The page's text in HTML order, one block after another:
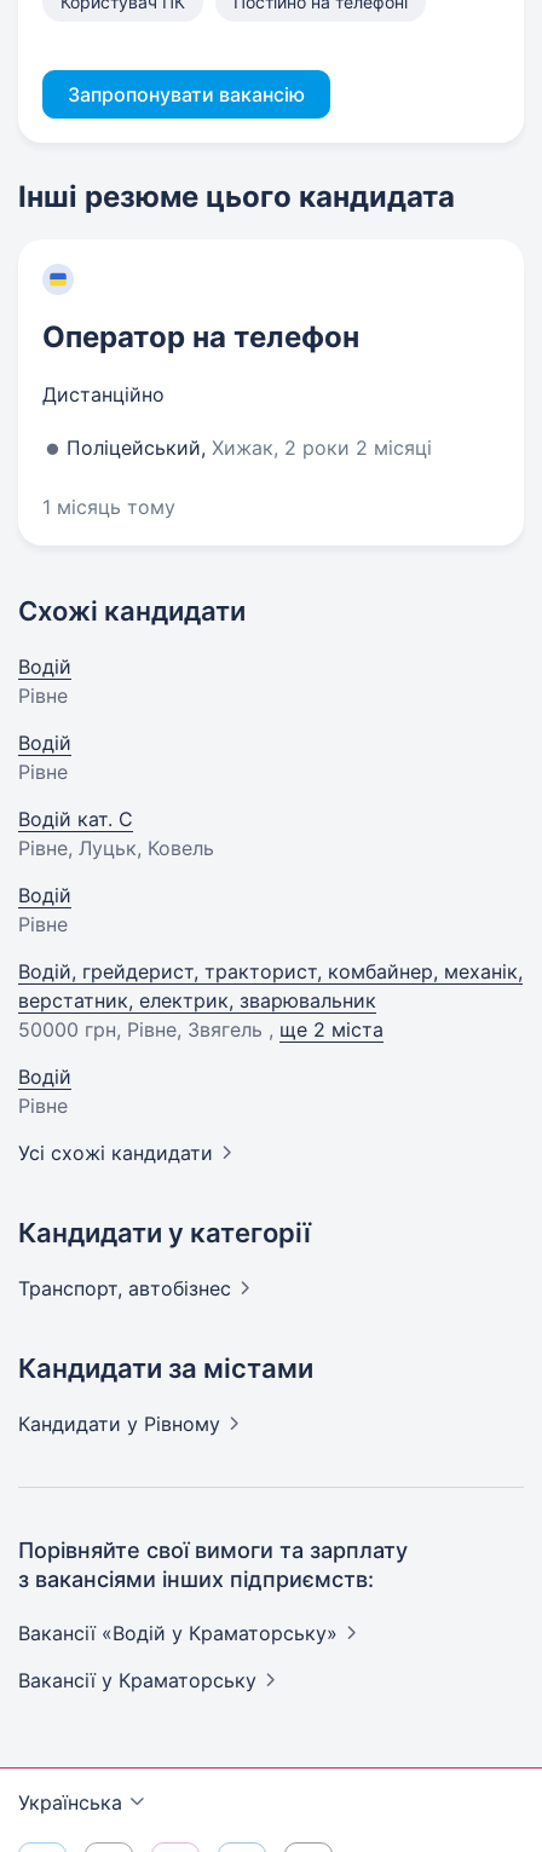
Запропонувати вакансію
Інші резюме цього кандидата
Оператор на телефон
Дистанційно
Поліцейський, Хижак, 2 роки 2 місяці
1 місяць тому
Схожі кандидати
Водій
Рівне
Водій
Рівне
Водій кат. С
Рівне, Луцьк, Ковель
Водій
Рівне
Водій, грейдерист, тракторист, комбайнер, механік,
верстатник, електрик, зварювальник
50000 грн, Рівне, Звягель , ще 2 міста
Водій
Рівне
Усі схожі кандидати
Кандидати у категорії
Транспорт, автобізнес
Кандидати за містами
Кандидати у Рівному
Порівняйте свої вимоги та зарплату
з вакансіями інших підприємств:
Вакансії «Водій у Краматорську»
Вакансії у Краматорську
Українська